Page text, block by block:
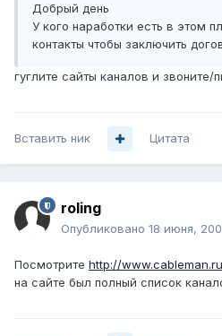
Добрый день
У кого наработки есть в этом
контакты чтобы заключить
гуглите сайты каналов и звоните/
Вставить ник Цитата
roling
Опубликовано 18 июня,
Посмотрите http://
на сайте был полный список